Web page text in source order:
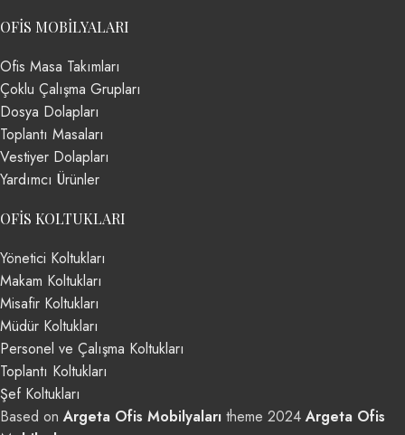
OFIS MOBILYALARI
Ofis Masa Takımları
Çoklu Çalışma Grupları
Dosya Dolapları
Toplantı Masaları
Vestiyer Dolapları
Yardımcı Ürünler
OFIS KOLTUKLARI
Yönetici Koltukları
Makam Koltukları
Misafir Koltukları
Müdür Koltukları
Personel ve Çalışma Koltukları
Toplantı Koltukları
Şef Koltukları
Based onArgeta Ofis Mobilyaları theme 2024Argeta Ofis